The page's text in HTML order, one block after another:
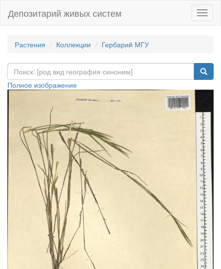
Депозитарий живых систем
Растения Коллекции Гербарий МГУ
Полное изображение